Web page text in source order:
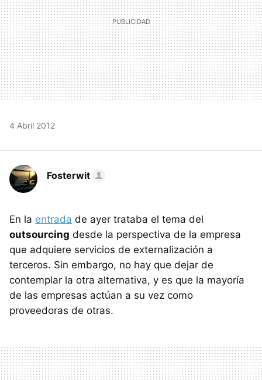
4 Abril 2012
Fosterwit
En la entrada de ayer trataba el tema del
outsourcing desde la perspectiva de la empresa
que adquiere servicios de externalización a
terceros. Sin embargo, no hay que dejar de
contemplar la otra alternativa, y es que la mayoría
de las empresas actúan a su vez como
proveedoras de otras.